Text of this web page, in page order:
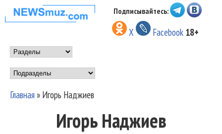
Перейти к основному
содержанию
НОВОСТИ
МУЗЫКИ И
ШОУ БИЗНЕСА
NEWSMUZ.COM
Подписывайтесь:
X Facebook 18+
Main menu
Подразделы
Вы здесь
Главная» Игорь Наджиев
Игорь Наджиев